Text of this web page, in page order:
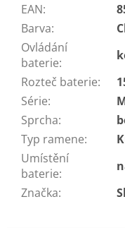
EAN:
Barva:
Ovládání
baterie:
Rozteč baterie:
Série:
Sprcha:
Typ ramene:
Umístění
baterie:
Značka: